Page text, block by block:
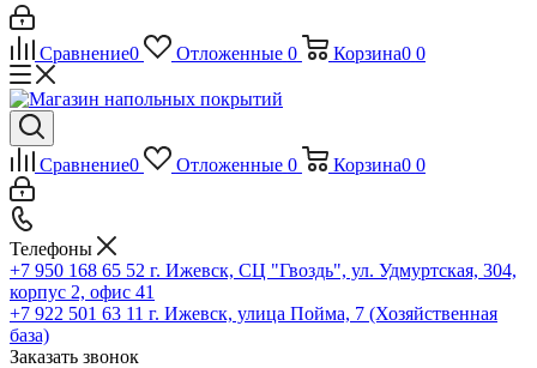
Сравнение0 Отложенные 0 Корзина0 0
Сравнение0 Отложенные 0 Корзина0 0
Телефоны
+7 950 168 65 52 г. Ижевск, СЦ "Гвоздь", ул. Удмуртская, 304,
корпус 2, офис 41
+7 922 501 63 11 г. Ижевск, улица Пойма, 7 (Хозяйственная
база)
Заказать звонок